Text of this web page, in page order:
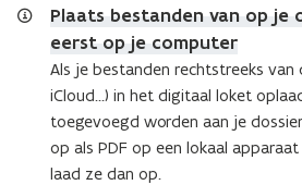
Plaats bestanden van op je
eerst op je computer
Als je bestanden rechtstreeks van
iCloud...) in het digitaal loket
toegevoegd worden aan je
op als PDF op een lokaal
laad ze dan op.